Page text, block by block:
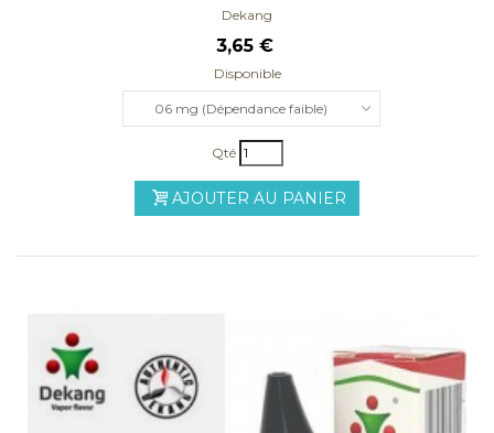
Dekang
3,65 €
Disponible
06 mg (Dépendance faible)
Qté
AJOUTER AU PANIER